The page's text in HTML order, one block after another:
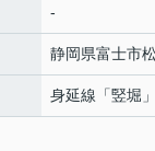
-
静岡県富士市
身延線 「竪堀